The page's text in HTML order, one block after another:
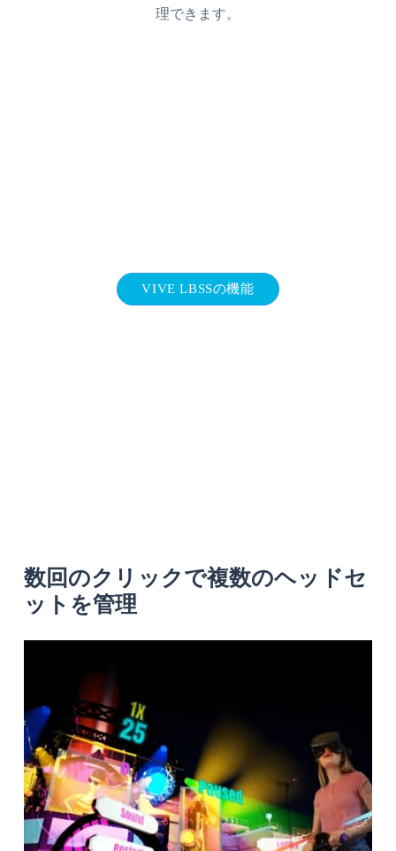
理できます。
VIVE LBSSの機能
数回のクリックで複数のヘッドセ
ットを管理